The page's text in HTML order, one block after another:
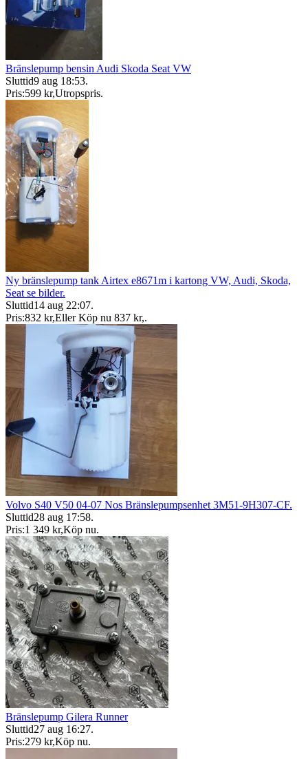
Bränslepump bensin Audi Skoda Seat VW
Sluttid9 aug 18:53.
Pris:599 kr,Utropspris.
Ny bränslepump tank Airtex e8671m i kartong VW, Audi, Skoda,
Seat se bilder.
Sluttid14 aug 22:07.
Pris:832 kr,Eller Köp nu 837 kr,.
Volvo S40 V50 04-07 Nos Bränslepumpsenhet 3M51-9H307-CF.
Sluttid28 aug 17:58.
Pris:1 349 kr,Köp nu.
Bränslepump Gilera Runner
Sluttid27 aug 16:27.
Pris:279 kr,Köp nu.